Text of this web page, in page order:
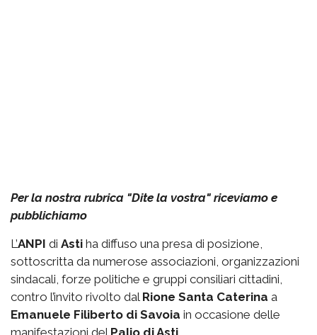
Per la nostra rubrica "Dite la vostra" riceviamo e
pubblichiamo
L’ANPI di Asti ha diffuso una presa di posizione,
sottoscritta da numerose associazioni, organizzazioni
sindacali, forze politiche e gruppi consiliari cittadini,
contro l’invito rivolto dal Rione Santa Caterina a
Emanuele Filiberto di Savoia in occasione delle
manifestazioni del Palio di Asti